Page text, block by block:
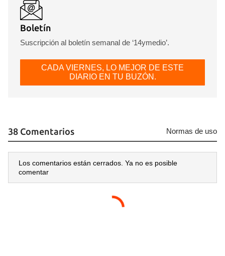
Boletín
Suscripción al boletín semanal de ‘14ymedio’.
CADA VIERNES, LO MEJOR DE ESTE
DIARIO EN TU BUZÓN.
38 Comentarios Normas de uso
Los comentarios están cerrados. Ya no es posible
comentar